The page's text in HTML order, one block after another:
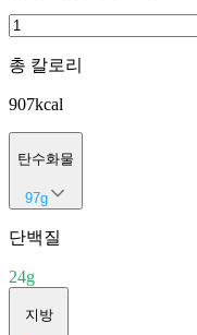
총 칼로리
907kcal
탄수화물
97g
단백질
24g
지방